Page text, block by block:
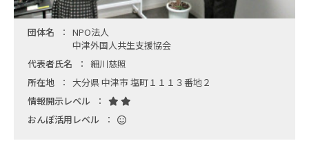
団体名
NPO法人
中津外国人共生支援協会
代表者氏名
細川慈照
所在地
大分県 中津市 塩町１１１３番地２
情報開示レベル
おんぽ活用レベル